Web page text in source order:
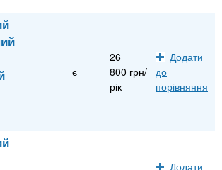
є
26
800 грн/
рік
Додати
до
порівняння
Додати